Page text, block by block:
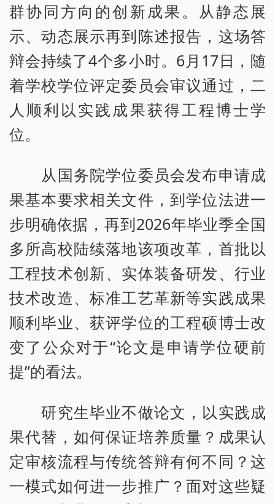
群协同方向的创新成果。从静态展
示、动态展示再到陈述报告，这场答
辩会持续了4个多小时。6月17日，随
着学校学位评定委员会审议通过，二
人顺利以实践成果获得工程博士学
位。
从国务院学位委员会发布申请成
果基本要求相关文件，到学位法进一
步明确依据，再到2026年毕业季全国
多所高校陆续落地该项改革，首批以
工程技术创新、实体装备研发、行业
技术改造、标准工艺革新等实践成果
顺利毕业、获评学位的工程硕博士改
变了公众对于“论文是申请学位硬前
提”的看法。
研究生毕业不做论文，以实践成
果代替，如何保证培养质量？成果认
定审核流程与传统答辩有何不同？这
一模式如何进一步推广？面对这些疑